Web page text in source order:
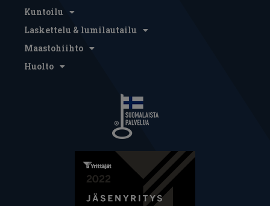
Kuntoilu
Laskettelu & lumilautailu
Maastohiihto
Huolto